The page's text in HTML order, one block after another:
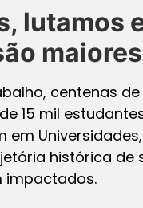
lutamos
centenas
15 mil
em
histórica de
impactados.